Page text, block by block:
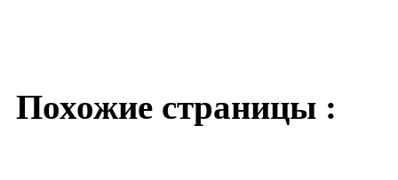
Похожие страницы :